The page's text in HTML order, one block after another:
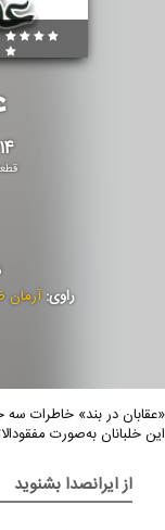
۱۴
راوی: آرمان
«عقابان در بند» خاطرات
این خلبانان به‌صورت
از ایرانصدا بشنوید